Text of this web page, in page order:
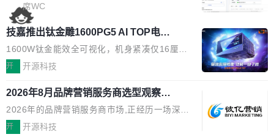
国消费者调研则指出,37%的用户在有明确购买需
求时倾向于先问AI。几组数据指向一致:GEO已
从营销"加分项"变成品牌在AI时...
开源 Chrome 扩展 AI Helper，有一个划词浮动
工具栏功能，能让你在任意网页选中文本就直接
用 AI，完全不用切换标签页。 划词工具栏是什
么 安装 AI Helper 后，在任意网页选中文本，选
区旁边会自动浮现一个工具栏： 工具 功能 典型
场景 AI 搜索 联网搜索相关信息 看到陌生概念，
想快速了解背景 解释 让 AI 解释选中文本 读到
费解...
Sider、Copilot for Chrome 这些 AI 浏览器插件
了，你为什么还要再做一个"，我都觉得这个问题
问得好。 因为我自己也是从用户变成开发者的。
现有产品的天花板 我用过不少 AI 浏览器插件。
刚开始觉得都挺好——选中一段文字，弹出解
要。但用久了你会发现，它们本质上都是同一类
东西：一个带网页上下文的聊天框。 它们能读取
页面的文本，然后把文本丢给大模型，再返回一
席WC
技嘉推出钛金雕1600PG5 AI TOP电
源：为发烧级主机与本地AI算力打造旗
舰供电方案
1600W钛金能效全可视化，机身紧凑仅16厘米
继2026台北电脑展首度亮相后，技嘉科技近日正
电源专为发烧级DIY主机与本地AI算力平台打
造，整机长度仅16厘米，提供1600W额定功率
与80PLUS钛金能效；支持ATX 3.1与PCIe 5.1
开 开源科技
2026年8月品牌营销服务商选型观察：
从流量思维到品牌资产思维的范式转移
2026年的品牌营销服务商市场,正经历一场深刻
的价值重构。全球全案品牌代理机构市场从2025
开 开源科技